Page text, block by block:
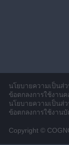
นโยบายความเป็นส่
ข้อตกลงการใช้งาน
นโยบายความเป็นส่
ข้อตกลงการใช้งาน
Copyright ©